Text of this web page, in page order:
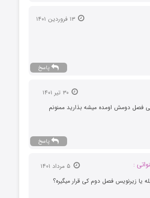
۱۳ فروردین ۱۴۰۱
پاسخ
۳۰ تیر ۱۴۰۱
فصل دومش اومده میشه بذارید ممنونم
پاسخ
:
یا زیرنویس فصل دوم کی قرار میگیره؟